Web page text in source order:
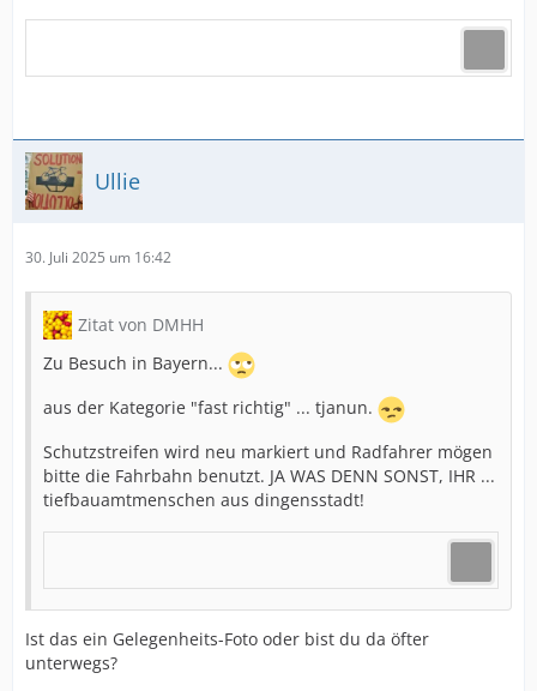
Ullie
30. Juli 2025 um 16:42
Zitat von DMHH
Zu Besuch in Bayern...
aus der Kategorie "fast richtig" ... tjanun.
Schutzstreifen wird neu markiert und Radfahrer mögen
bitte die Fahrbahn benutzt. JA WAS DENN SONST, IHR ...
tiefbauamtmenschen aus dingensstadt!
Ist das ein Gelegenheits-Foto oder bist du da öfter
unterwegs?